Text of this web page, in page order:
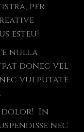
per
esteu!
nulla
donec vel
nec vulputate
dolor! In
nec